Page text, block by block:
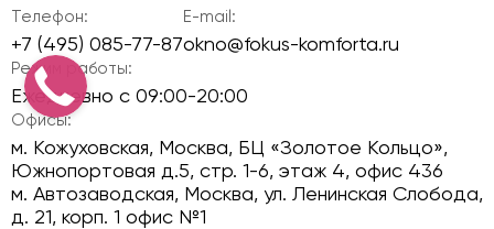
Телефон:
+7 (495) 085-77-87
E-mail:
okno@fokus-komforta.ru
Режим работы:
Ежедневно с 09:00-20:00
Офисы:
м. Кожуховская, Москва, БЦ «Золотое Кольцо»,
Южнопортовая д.5, стр. 1-6, этаж 4, офис 436
м. Автозаводская, Москва, ул. Ленинская Слобода,
д. 21, корп. 1 офис №1